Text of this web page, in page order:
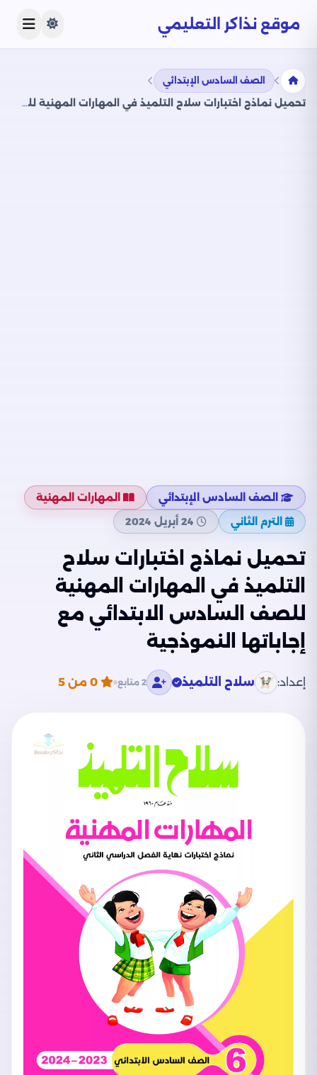
موقع نذاكر التعليمي
الصف السادس الإبتدائي
تحميل نماذج اختبارات سلاح التلميذ في المهارات المهنية للصف السادس الابتدائي مع إجاباتها النموذجية
الصف السادس الإبتدائي
المهارات المهنية
الترم الثاني
24 أبريل 2024
تحميل نماذج اختبارات سلاح
التلميذ في المهارات المهنية
للصف السادس الابتدائي مع
إجاباتها النموذجية
إعداد: سلاح التلميذ 2 متابع 0 من 5